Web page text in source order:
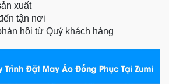
xuất
tận nơi
hồi từ Quý khách hàng